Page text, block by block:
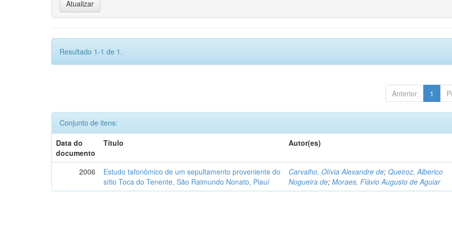
Resultado 1-1 de 1.
Anterior 1
Conjunto de itens:
Data do
documento
Título Autor(es)
2006
Estudo tafonômico de um sepultamento proveniente do
sítio Toca do Tenente, São Raimundo Nonato, Piauí
Carvalho, Olívia Alexandre de;Queiroz, Alberico
Nogueira de;Moraes, Flávio Augusto de Aguiar